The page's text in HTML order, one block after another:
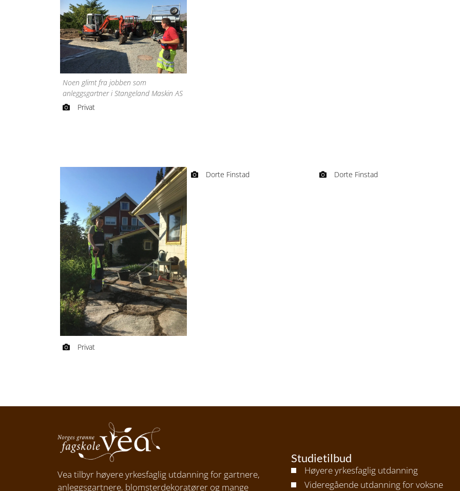
Noen glimt fra jobben som
anleggsgartner i Stangeland Maskin AS
Privat
Privat
Dorte Finstad Dorte Finstad
Vea tilbyr høyere yrkesfaglig utdanning for gartnere,
anleggsgartnere, blomsterdekoratører og mange
Studietilbud
Høyere yrkesfaglig utdanning
Videregående utdanning for voksne